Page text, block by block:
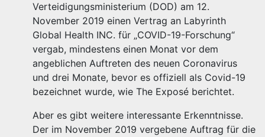
Verteidigungsministerium (DOD) am 12.
November 2019 einen Vertrag an Labyrinth
Global Health INC. für „COVID-19-Forschung“
vergab, mindestens einen Monat vor dem
angeblichen Auftreten des neuen Coronavirus
und drei Monate, bevor es offiziell als Covid-19
bezeichnet wurde, wie The Exposé berichtet.
Aber es gibt weitere interessante Erkenntnisse.
Der im November 2019 vergebene Auftrag für die